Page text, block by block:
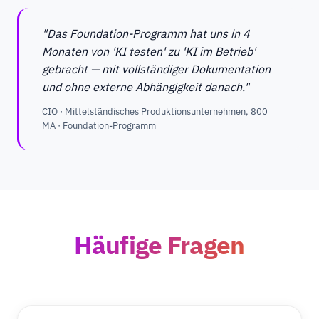
"Das Foundation-Programm hat uns in 4
Monaten von 'KI testen' zu 'KI im Betrieb'
gebracht — mit vollständiger Dokumentation
und ohne externe Abhängigkeit danach."
CIO · Mittelständisches Produktionsunternehmen, 800
MA · Foundation-Programm
Häufige Fragen